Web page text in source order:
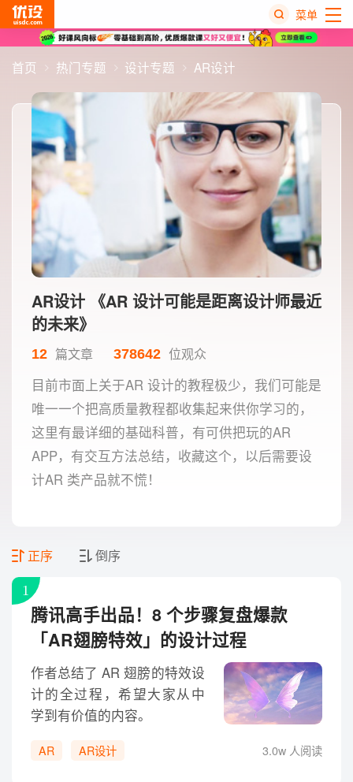
菜单
首页 热门专题 设计专题 AR设计
AR设计 《AR 设计可能是距离设计师最近
的未来》
12 篇文章 378642 位观众
目前市面上关于AR 设计的教程极少，我们可能是
唯一一个把高质量教程都收集起来供你学习的，
这里有最详细的基础科普，有可供把玩的AR
APP，有交互方法总结，收藏这个，以后需要设
计AR 类产品就不慌！
正序 倒序
腾讯高手出品！8 个步骤复盘爆款
「AR翅膀特效」的设计过程
作者总结了 AR 翅膀的特效设
计的全过程，希望大家从中
学到有价值的内容。
3.0w 人阅读
AR AR设计
1